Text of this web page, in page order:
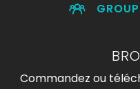
Commandez ou